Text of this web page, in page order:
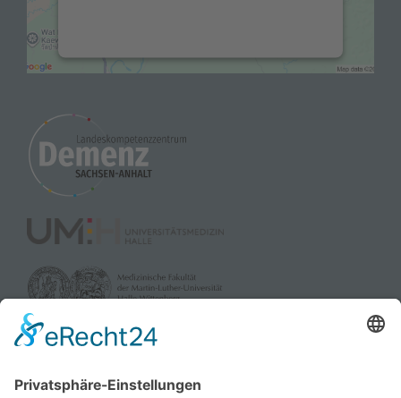
powered by
gefördert durch: